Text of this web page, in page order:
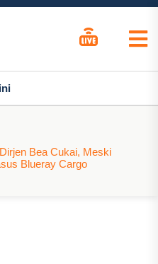
Bea Cukai, Meski
Blueray Cargo